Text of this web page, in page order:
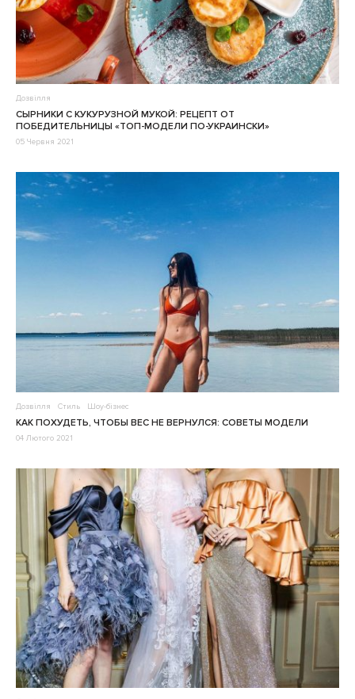
Дозвілля
СЫРНИКИ С КУКУРУЗНОЙ МУКОЙ: РЕЦЕПТ ОТ
ПОБЕДИТЕЛЬНИЦЫ «ТОП-МОДЕЛИ ПО-УКРАИНСКИ»
05 Червня 2021
Дозвілля Стиль Шоу-бізнес
КАК ПОХУДЕТЬ, ЧТОБЫ ВЕС НЕ ВЕРНУЛСЯ: СОВЕТЫ МОДЕЛИ
04 Лютого 2021